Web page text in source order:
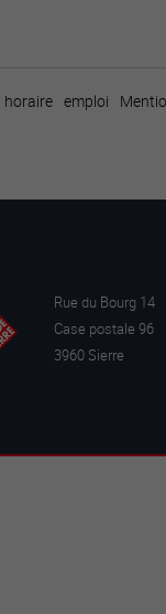
horaire emploi
Rue du Bourg 14
Case postale 96
3960 Sierre